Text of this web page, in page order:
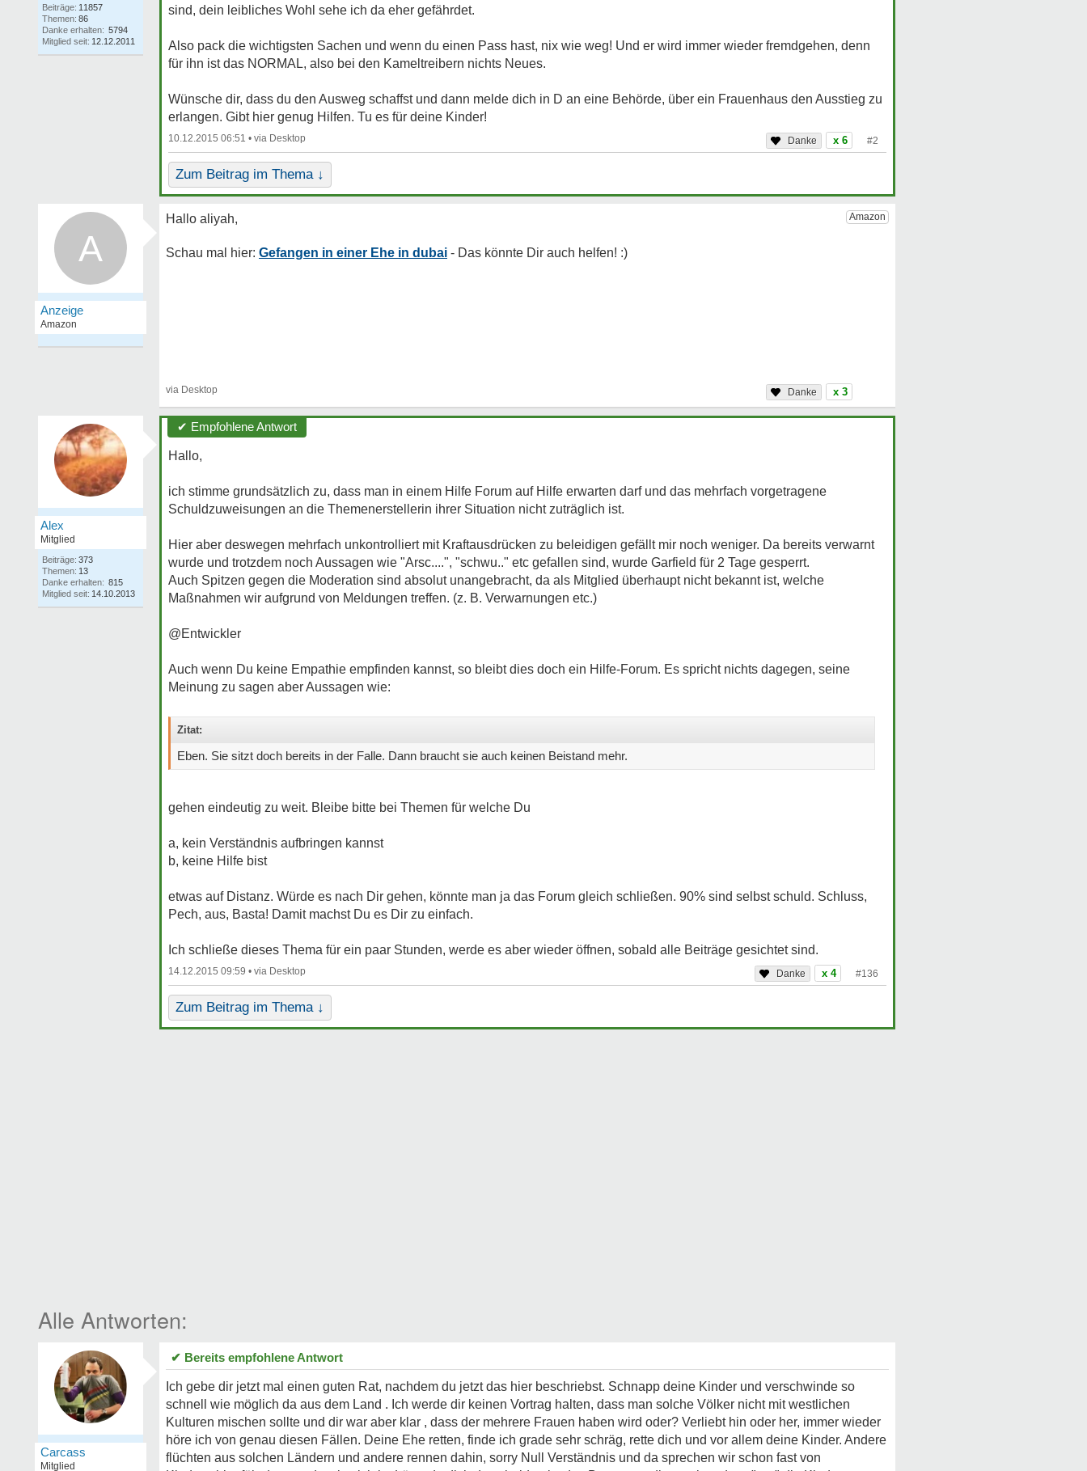
Beiträge: 11857
Themen: 86
Danke erhalten: 5794
Mitglied seit: 12.12.2011
sind, dein leibliches Wohl sehe ich da eher gefährdet.
Also pack die wichtigsten Sachen und wenn du einen Pass hast, nix wie weg! Und er wird immer wieder fremdgehen, denn
für ihn ist das NORMAL, also bei den Kameltreibern nichts Neues.
Wünsche dir, dass du den Ausweg schaffst und dann melde dich in D an eine Behörde, über ein Frauenhaus den Ausstieg zu
erlangen. Gibt hier genug Hilfen. Tu es für deine Kinder!
10.12.2015 06:51 • x 6 #2
Zum Beitrag im Thema ↓
A Gefangen in einer Ehe in dubai
x 3
Alex
Mitglied
Beiträge: 373
Themen: 13
Danke erhalten: 815
Mitglied seit: 14.10.2013
✔ Empfohlene Antwort
Hallo,
ich stimme grundsätzlich zu, dass man in einem Hilfe Forum auf Hilfe erwarten darf und das mehrfach vorgetragene
Schuldzuweisungen an die Themenerstellerin ihrer Situation nicht zuträglich ist.
Hier aber deswegen mehrfach unkontrolliert mit Kraftausdrücken zu beleidigen gefällt mir noch weniger. Da bereits verwarnt
wurde und trotzdem noch Aussagen wie "Arsc....", "schwu.." etc gefallen sind, wurde Garfield für 2 Tage gesperrt.
Auch Spitzen gegen die Moderation sind absolut unangebracht, da als Mitglied überhaupt nicht bekannt ist, welche
Maßnahmen wir aufgrund von Meldungen treffen. (z. B. Verwarnungen etc.)
@Entwickler
Auch wenn Du keine Empathie empfinden kannst, so bleibt dies doch ein Hilfe-Forum. Es spricht nichts dagegen, seine
Meinung zu sagen aber Aussagen wie:
Zitat:
Eben. Sie sitzt doch bereits in der Falle. Dann braucht sie auch keinen Beistand mehr.
gehen eindeutig zu weit. Bleibe bitte bei Themen für welche Du
a, kein Verständnis aufbringen kannst
b, keine Hilfe bist
etwas auf Distanz. Würde es nach Dir gehen, könnte man ja das Forum gleich schließen. 90% sind selbst schuld. Schluss,
Pech, aus, Basta! Damit machst Du es Dir zu einfach.
Ich schließe dieses Thema für ein paar Stunden, werde es aber wieder öffnen, sobald alle Beiträge gesichtet sind.
14.12.2015 09:59 • x 4 #136
Zum Beitrag im Thema ↓
Carcass
Mitglied
✔ Bereits empfohlene Antwort
Ich gebe dir jetzt mal einen guten Rat, nachdem du jetzt das hier beschriebst. Schnapp deine Kinder und verschwinde so
schnell wie möglich da aus dem Land . Ich werde dir keinen Vortrag halten, dass man solche Völker nicht mit westlichen
Kulturen mischen sollte und dir war aber klar , dass der mehrere Frauen haben wird oder? Verliebt hin oder her, immer wieder
höre ich von genau diesen Fällen. Deine Ehe retten, finde ich grade sehr schräg, rette dich und vor allem deine Kinder. Andere
flüchten aus solchen Ländern und andere rennen dahin, sorry Null Verständnis und da sprechen wir schon fast von